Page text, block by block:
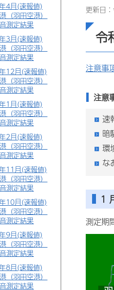
4月(速報値)
（羽田空港）
測定結果
3月(速報値)
（羽田空港）
測定結果
12月(速報値)
（羽田空港）
測定結果
1月(速報値)
（羽田空港）
測定結果
2月(速報値)
（羽田空港）
測定結果
11月(速報値)
（羽田空港）
測定結果
10月(速報値)
（羽田空港）
測定結果
9月(速報値)
（羽田空港）
測定結果
8月(速報値)
（羽田空港）
測定結果
更新日
令
注意事
注意
速
暗
環
な
1
測定期